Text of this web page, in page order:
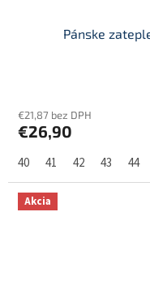
Pánske
€21,87 bez DPH
€26,90
40 41 42 43 44
Akcia